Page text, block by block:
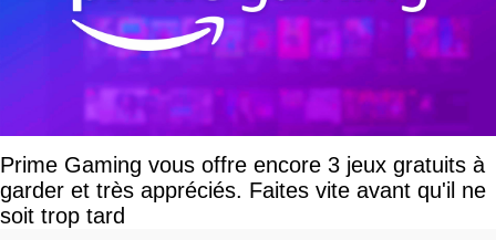
Prime Gaming vous offre encore 3 jeux gratuits à
garder et très appréciés. Faites vite avant qu'il ne
soit trop tard